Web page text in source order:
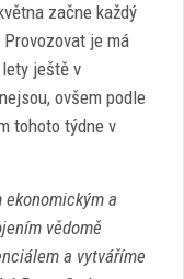
začne každý
Provozovat je má
ještě v
ovšem podle
tohoto týdne v
a
vědomě
a vytváříme